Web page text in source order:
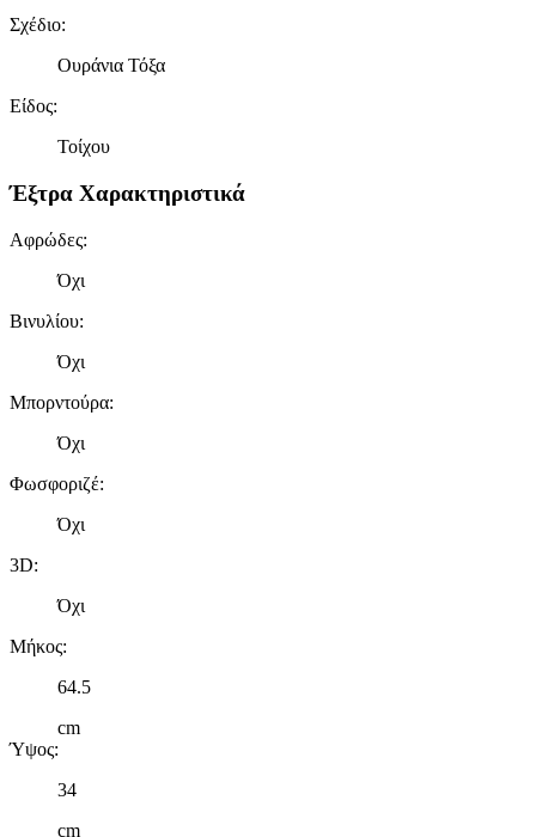
Σχέδιο:
Ουράνια Τόξα
Είδος:
Τοίχου
Έξτρα Χαρακτηριστικά
Αφρώδες:
Όχι
Βινυλίου:
Όχι
Μπορντούρα:
Όχι
Φωσφοριζέ:
Όχι
3D:
Όχι
Μήκος:
64.5
cm
Ύψος:
34
cm